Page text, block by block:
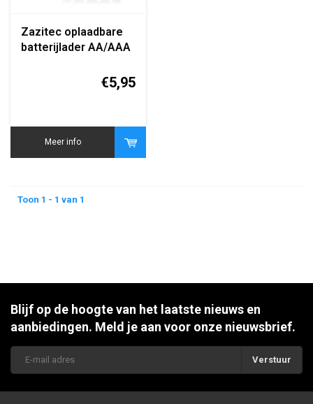
Zazitec oplaadbare
batterijlader AA/AAA
netsnoer 110–220V
€5,95
Meer info
Toon 1 - 1 van 1
Blijf op de hoogte van het laatste nieuws en
aanbiedingen. Meld je aan voor onze nieuwsbrief.
Verstuur